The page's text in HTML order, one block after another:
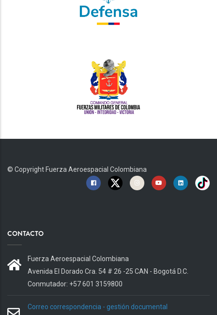
© Copyright Fuerza Aeroespacial Colombiana
CONTACTO
Fuerza Aeroespacial Colombiana
Avenida El Dorado Cra. 54 # 26 -25 CAN - Bogotá D.C.
Conmutador: +57 601 3159800
Correo correspondencia - gestión documental